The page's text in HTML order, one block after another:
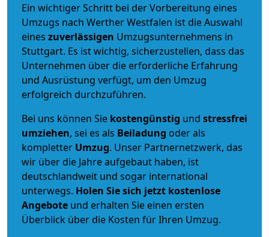
Ein wichtiger Schritt bei der Vorbereitung eines
Umzugs nach Werther Westfalen ist die Auswahl
eines zuverlässigen Umzugsunternehmens in
Stuttgart. Es ist wichtig, sicherzustellen, dass das
Unternehmen über die erforderliche Erfahrung
und Ausrüstung verfügt, um den Umzug
erfolgreich durchzuführen.
Bei uns können Sie kostengünstig und stressfrei
umziehen, sei es als Beiladung oder als
kompletter Umzug. Unser Partnernetzwerk, das
wir über die Jahre aufgebaut haben, ist
deutschlandweit und sogar international
unterwegs. Holen Sie sich jetzt kostenlose
Angebote und erhalten Sie einen ersten
Überblick über die Kosten für Ihren Umzug.